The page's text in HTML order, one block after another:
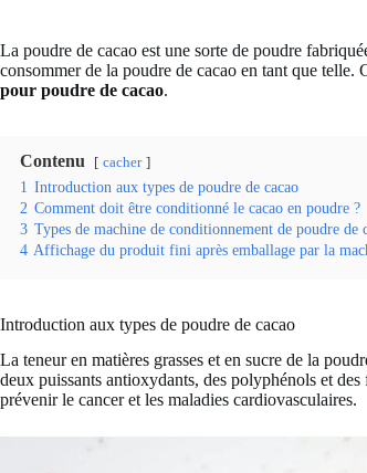
La poudre de cacao est une sorte de poudre
consommer de la poudre de cacao en tant que
pour poudre de cacao.
Contenu cacher
1 Introduction aux types de poudre de cacao
2 Comment doit être conditionné le cacao en poudre ?
3 Types de machine de conditionnement de poudre de
4 Affichage du produit fini après emballage par la
Introduction aux types de poudre de cacao
La teneur en matières grasses et en sucre de la
deux puissants antioxydants, des polyphénols et
prévenir le cancer et les maladies cardiovasculaires.